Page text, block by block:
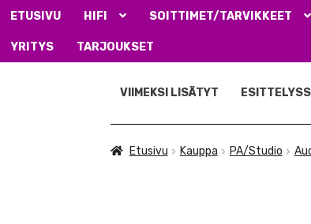
ETUSIVU HIFI SOITTIMET/TARVIKKEET
YRITYS TARJOUKSET
navigointiin
sisältöön
VIIMEKSI LISÄTYT
Etusivu Kauppa PA/Studio